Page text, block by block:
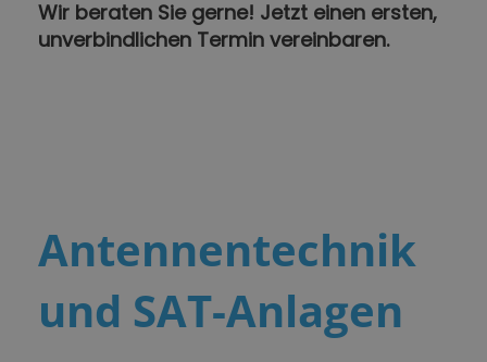
Wir beraten Sie gerne! Jetzt einen ersten,
unverbindlichen Termin vereinbaren.
Antennentechnik
und SAT-Anlagen